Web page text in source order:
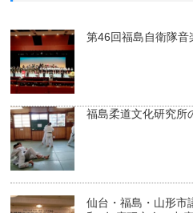
第46回福島自衛隊
福島柔道文化研究所
仙台・福島・山形市